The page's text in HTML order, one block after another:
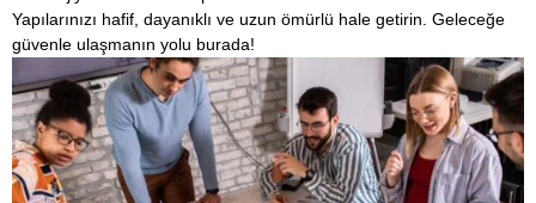
Yapılarınızı hafif, dayanıklı ve uzun ömürlü hale getirin. Geleceğe
güvenle ulaşmanın yolu burada!